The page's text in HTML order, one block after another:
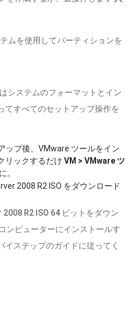
ムを使用してパーティションを
システムのフォーマットとイン
てすべてのセットアップ操作を
ップ後、VMware ツールをイン
リックするだけ VM > VMware ツ
。
2008 R2 ISO をダウンロード
R2 ISO 64 ビットをダウン
ンピューターにインストールす
イステップのガイドに従ってく